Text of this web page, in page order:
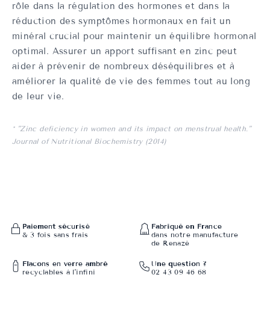
rôle dans la régulation des hormones et dans la
réduction des symptômes hormonaux en fait un
minéral crucial pour maintenir un équilibre hormonal
optimal. Assurer un apport suffisant en zinc peut
aider à prévenir de nombreux déséquilibres et à
améliorer la qualité de vie des femmes tout au long
de leur vie.
* "Zinc deficiency in women and its impact on menstrual health."
Journal of Nutritional Biochemistry (2014)
Paiement sécurisé
& 3 fois sans frais
Fabriqué en France
dans notre manufacture
de Renazé
Flacons en verre ambré
recyclables à l'infini
Une question ?
02 43 09 46 68